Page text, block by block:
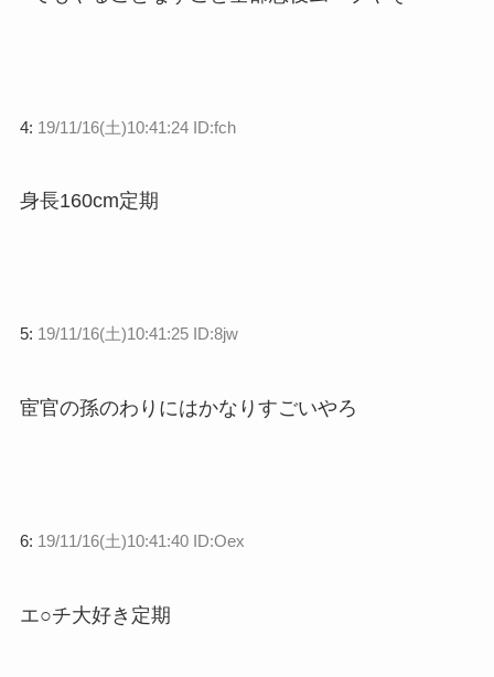
4: 19/11/16(土)10:41:24 ID:fch
身長160cm定期
5: 19/11/16(土)10:41:25 ID:8jw
宦官の孫のわりにはかなりすごいやろ
6: 19/11/16(土)10:41:40 ID:Oex
エ○チ大好き定期